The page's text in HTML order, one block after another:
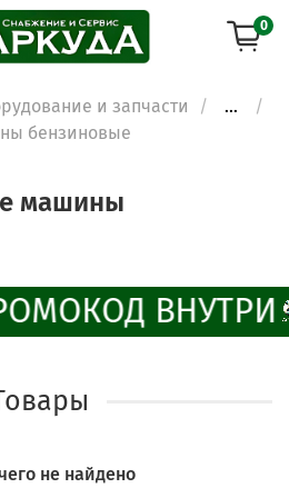
0
и запчасти
...
бензиновые
машины
ВНУТРИ
не найдено
любой удобный